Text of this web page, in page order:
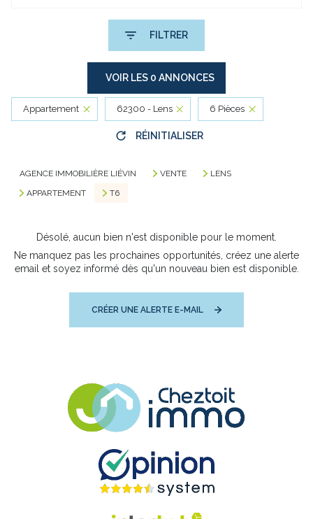
FILTRER
VOIR LES 0 ANNONCES
Appartement 62300 - Lens 6 Pièces
RÉINITIALISER
AGENCE IMMOBILIÈRE LIÉVIN VENTE
LENS
APPARTEMENT
T6
Désolé, aucun bien n'est disponible pour le moment.
Ne manquez pas les prochaines opportunités, créez une alerte
email et soyez informé dès qu'un nouveau bien est disponible.
CRÉER UNE ALERTE E-MAIL